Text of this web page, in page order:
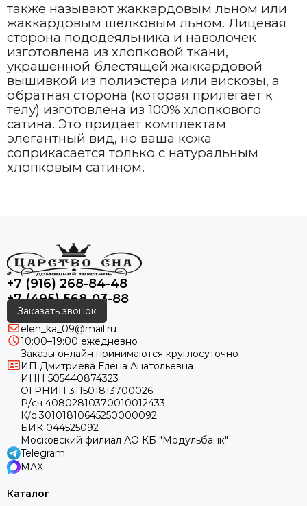
также называют жаккардовым льном или
жаккардовым шелковым льном. Лицевая
сторона пододеяльника и наволочек
изготовлена из хлопковой ткани,
украшенной блестящей жаккардовой
вышивкой из полиэстера или вискозы, а
обратная сторона (которая прилегает к
телу) изготовлена из 100% хлопкового
сатина. Это придает комплектам
элегантный вид, но ваша кожа
соприкасается только с натуральным
хлопковым сатином.
+7 (916) 268-84-48
+7 (495) 568-03-88
Заказать звонок
elen_ka_09@mail.ru
10:00–19:00 ежедневно
Заказы онлайн принимаются круглосуточно
ИП Дмитриева Елена Анатольевна
ИНН 505440874323
ОГРНИП 311501813700026
Р/сч 40802810370010012433
К/с 30101810645250000092
БИК 044525092
Московский филиал АО КБ "Модульбанк"
Telegram
MAX
Каталог